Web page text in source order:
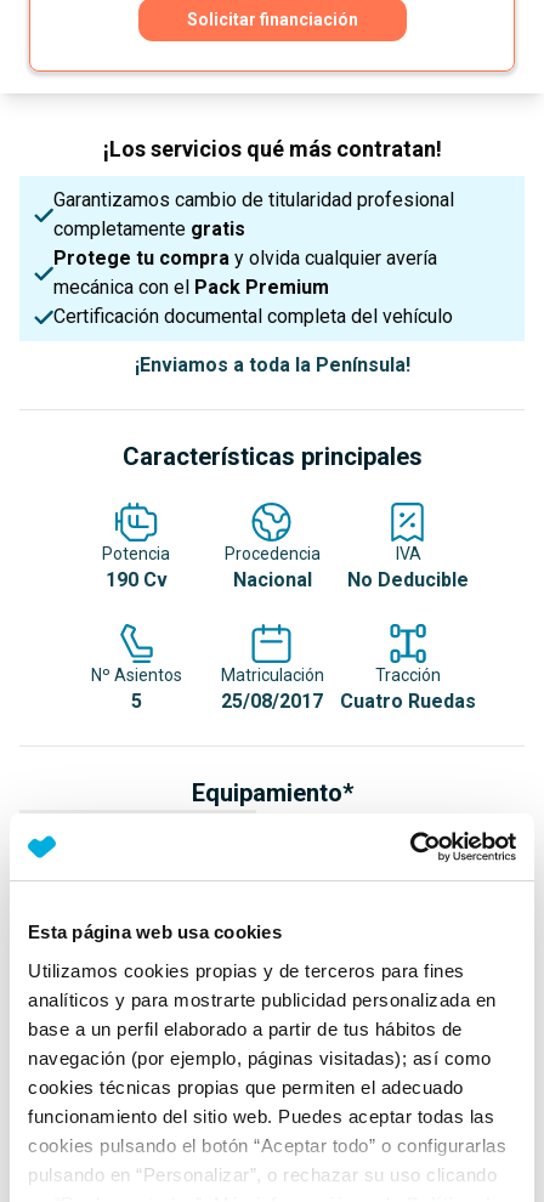
Esta página web usa cookies
Utilizamos cookies propias y de terceros para fines
analíticos y para mostrarte publicidad personalizada en
base a un perfil elaborado a partir de tus hábitos de
navegación (por ejemplo, páginas visitadas); así como
cookies técnicas propias que permiten el adecuado
funcionamiento del sitio web. Puedes aceptar todas las
cookies pulsando el botón “Aceptar todo” o configurarlas
pulsando en “Personalizar”, o rechazar su uso clicando
Solicitar financiación
¡Los servicios qué más contratan!
Garantizamos cambio de titularidad profesional
completamente gratis
Protege tu compra y olvida cualquier avería
mecánica con el Pack Premium
Certificación documental completa del vehículo
¡Enviamos a toda la Península!
Características principales
Potencia
190 Cv
Procedencia
Nacional
IVA
No Deducible
Nº Asientos
5
Matriculación
25/08/2017
Tracción
Cuatro Ruedas
Equipamiento*
Detalles destacados
CarPlay + Mirror Link)
Techo eléctrico corredizo y abatible panorámico con
cortinilla parasol interior (delante/detrás)
Faros Full LED con distribución variable de luz
+ Ver todos
Ficha técnica